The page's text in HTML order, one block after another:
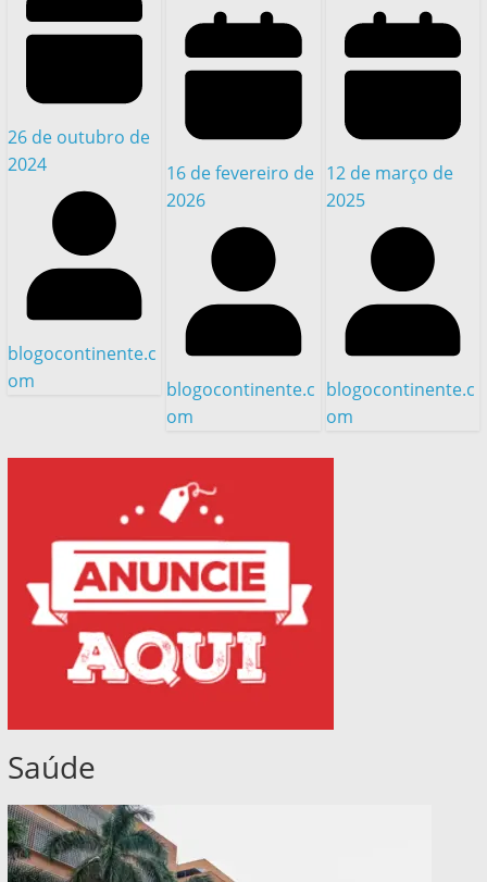
26 de outubro de
2024
blogocontinente.c
om
16 de fevereiro de
2026
blogocontinente.c
om
12 de março de
2025
blogocontinente.c
om
Saúde